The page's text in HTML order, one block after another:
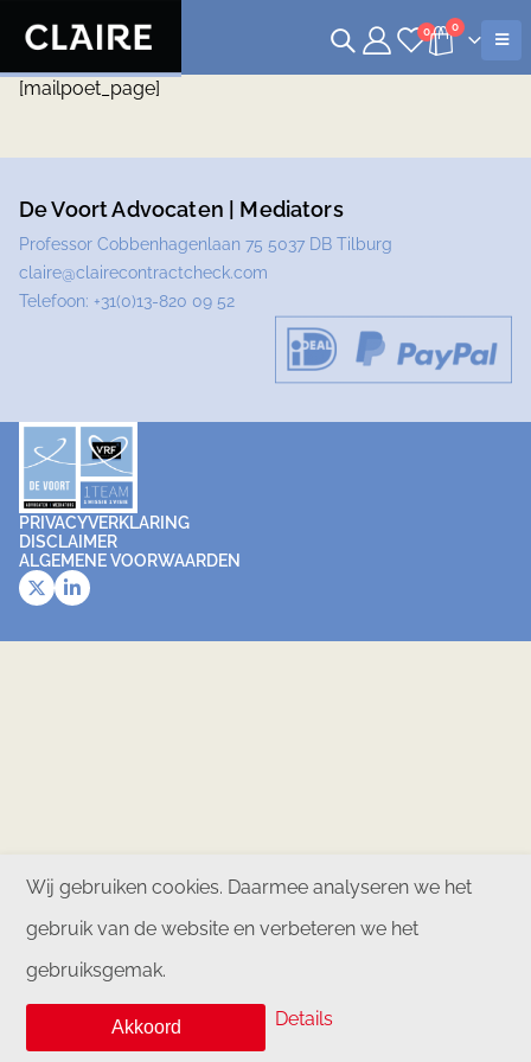
0 0
[mailpoet_page]
De Voort Advocaten | Mediators
Professor Cobbenhagenlaan 75 5037 DB Tilburg
claire@clairecontractcheck.com
Telefoon: +31(0)13-820 09 52
PRIVACYVERKLARING
DISCLAIMER
ALGEMENE VOORWAARDEN
Wij gebruiken cookies. Daarmee analyseren we het
gebruik van de website en verbeteren we het
gebruiksgemak.
Details
Akkoord